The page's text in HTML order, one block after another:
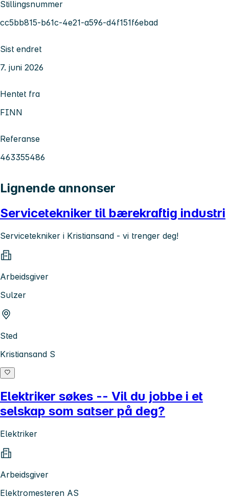
Stillingsnummer
cc5bb815-b61c-4e21-a596-d4f151f6ebad
Sist endret
7. juni 2026
Hentet fra
FINN
Referanse
463355486
Lignende annonser
Servicetekniker til bærekraftig industri
Servicetekniker i Kristiansand - vi trenger deg!
Arbeidsgiver
Sulzer
Sted
Kristiansand S
Elektriker søkes -- Vil du jobbe i et
selskap som satser på deg?
Elektriker
Arbeidsgiver
Elektromesteren AS